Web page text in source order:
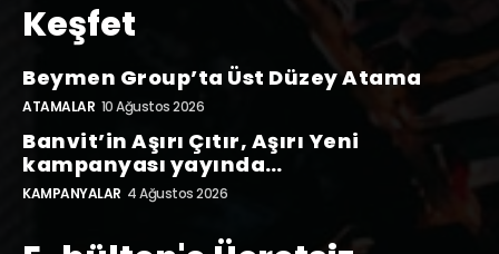
Keşfet
Beymen Group’ta Üst Düzey Atama
ATAMALAR 10 Ağustos 2026
Banvit’in Aşırı Çıtır, Aşırı Yeni
kampanyası yayında…
KAMPANYALAR 4 Ağustos 2026